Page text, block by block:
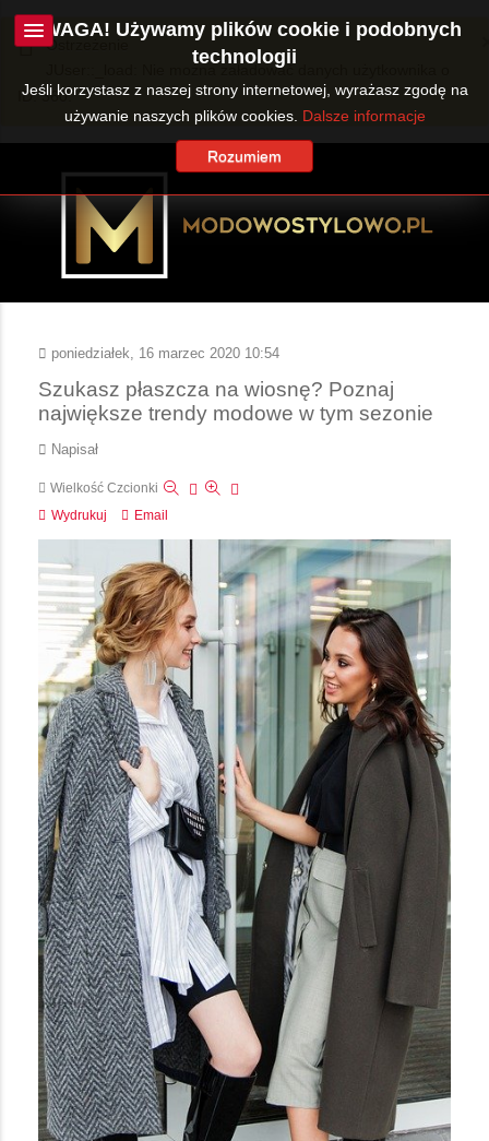
Ostrzeżenie
JUser::_load: Nie można załadować danych użytkownika o
ID: 360.
poniedziałek, 16 marzec 2020 10:54
Szukasz płaszcza na wiosnę? Poznaj
największe trendy modowe w tym sezonie
Napisał
Wielkość Czcionki
Wydrukuj
Email
UWAGA! Używamy plików cookie i podobnych
technologii
Jeśli korzystasz z naszej strony internetowej, wyrażasz zgodę na
używanie naszych plików cookies. Dalsze informacje
Rozumiem